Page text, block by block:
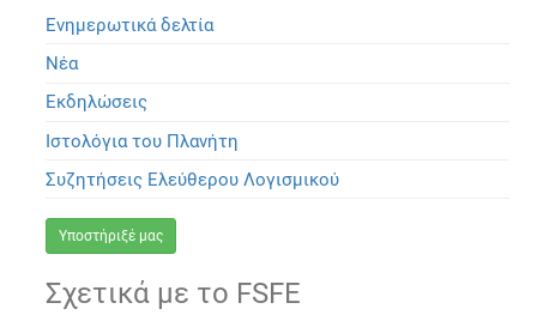
Ενημερωτικά δελτία
Νέα
Εκδηλώσεις
Ιστολόγια του Πλανήτη
Συζητήσεις Ελεύθερου Λογισμικού
Υποστήριξέ μας
Σχετικά με το FSFE